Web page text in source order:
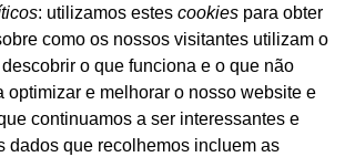
: utilizamos estes cookies para obter
como os nossos visitantes utilizam o
o que funciona e o que não
optimizar e melhorar o nosso website e
continuamos a ser interessantes e
dados que recolhemos incluem as